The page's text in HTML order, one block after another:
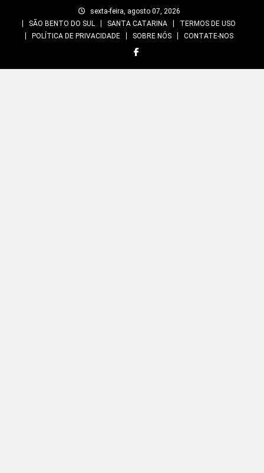
sexta-feira, agosto 07, 2026
SÃO BENTO DO SUL
SANTA CATARINA
TERMOS DE USO
POLÍTICA DE PRIVACIDADE
SOBRE NÓS CONTATE-NOS